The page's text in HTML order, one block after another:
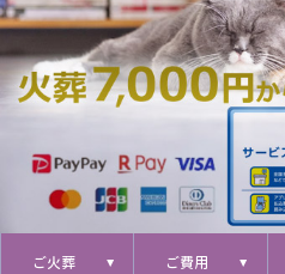
ご火葬 ご費用